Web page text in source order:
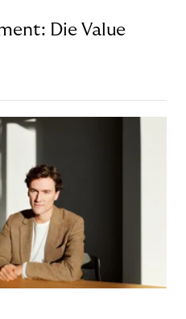
Die Value